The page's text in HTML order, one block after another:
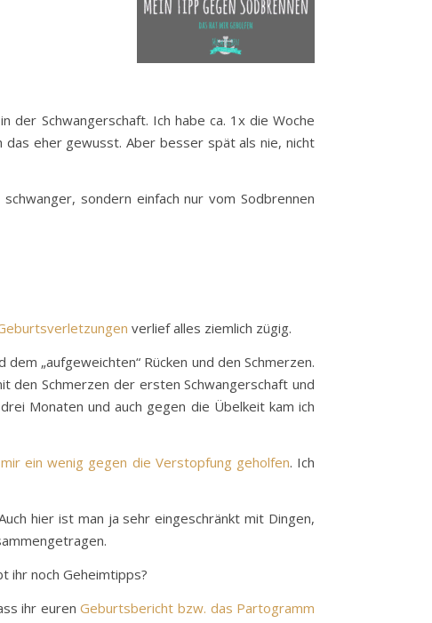
der Schwangerschaft. Ich habe ca. 1x die Woche
eher gewusst. Aber besser spät als nie, nicht
sondern einfach nur vom Sodbrennen
verlief alles ziemlich zügig.
„aufgeweichten“ Rücken und den Schmerzen.
den Schmerzen der ersten Schwangerschaft und
Monaten und auch gegen die Übelkeit kam ich
ein wenig gegen die Verstopfung geholfen. Ich
hier ist man ja sehr eingeschränkt mit Dingen,
ihr noch Geheimtipps?
ihr eurenGeburtsbericht bzw. das Partogramm